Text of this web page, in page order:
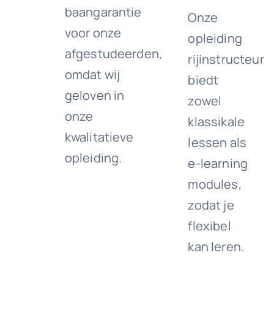
baangarantie
voor onze
afgestudeerden,
omdat wij
geloven in
onze
kwalitatieve
opleiding.
Onze
opleiding
rijinstructeur
biedt
zowel
klassikale
lessen als
e-learning
modules,
zodat je
flexibel
kan leren.